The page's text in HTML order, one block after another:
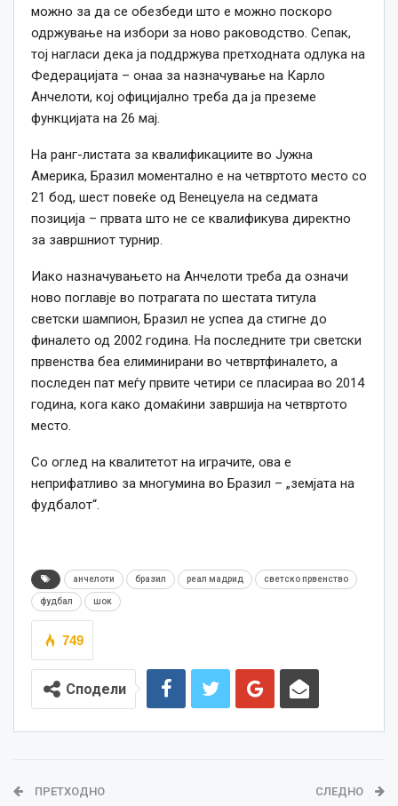
можно за да се обезбеди што е можно поскоро
одржување на избори за ново раководство. Сепак,
тој нагласи дека ја поддржува претходната одлука на
Федерацијата – онаа за назначување на Карло
Анчелоти, кој официјално треба да ја преземе
функцијата на 26 мај.
На ранг-листата за квалификациите во Јужна
Америка, Бразил моментално е на четвртото место со
21 бод, шест повеќе од Венецуела на седмата
позиција – првата што не се квалификува директно
за завршниот турнир.
Иако назначувањето на Анчелоти треба да означи
ново поглавје во потрагата по шестата титула
светски шампион, Бразил не успеа да стигне до
финалето од 2002 година. На последните три светски
првенства беа елиминирани во четвртфиналето, а
последен пат меѓу првите четири се пласираа во 2014
година, кога како домаќини завршија на четвртото
место.
Со оглед на квалитетот на играчите, ова е
неприфатливо за многумина во Бразил – „земјата на
фудбалот“.
анчелоти бразил реал мадрид светско првенство
фудбал шок
749
Сподели
ПРЕТХОДНО СЛЕДНО